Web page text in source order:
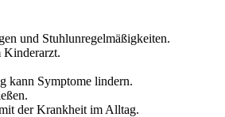
und Stuhlunregelmäßigkeiten.
Kinderarzt.
kann Symptome lindern.
der Krankheit im Alltag.